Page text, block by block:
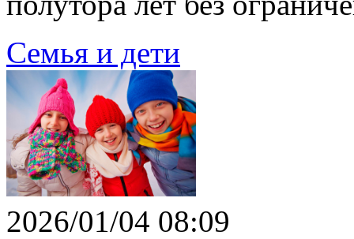
Семья и дети
2026/01/04 08:09